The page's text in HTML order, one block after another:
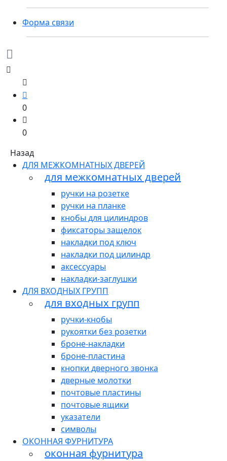
Форма связи
0
0
Назад
ДЛЯ МЕЖКОМНАТНЫХ ДВЕРЕЙ
для межкомнатных дверей
ручки на розетке
ручки на планке
кнобы для цилиндров
фиксаторы защелок
накладки под ключ
накладки под цилиндр
аксессуары
накладки-заглушки
ДЛЯ ВХОДНЫХ ГРУПП
для входных групп
ручки-кнобы
рукоятки без розетки
броне-накладки
броне-пластина
кнопки дверного звонка
дверные молотки
почтовые пластины
почтовые ящики
указатели
символы
ОКОННАЯ ФУРНИТУРА
оконная фурнитура